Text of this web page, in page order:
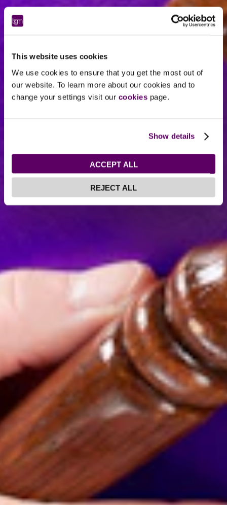
This website uses cookies
We use cookies to ensure that you get the most out of
our website. To learn more about our cookies and to
change your settings visit our cookies page.
Show details
ACCEPT ALL
REJECT ALL